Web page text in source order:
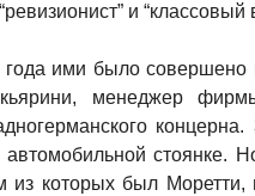
и “классовый
ими было совершено
менеджер
автомобильной стоянке.
из которых был Моретти,